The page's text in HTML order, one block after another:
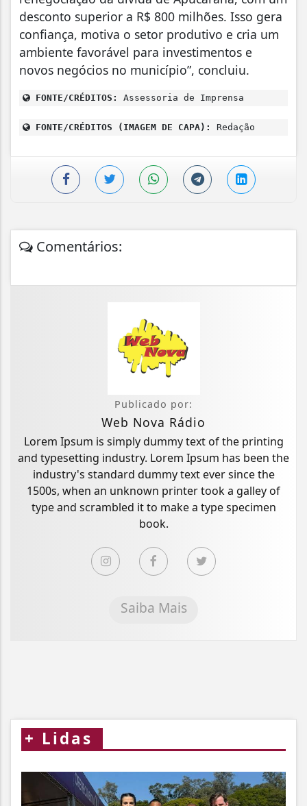
desconto superior a R$ 800 milhões. Isso gera
confiança, motiva o setor produtivo e cria um
ambiente favorável para investimentos e
novos negócios no município”, concluiu.
FONTE/CRÉDITOS: Assessoria de Imprensa
FONTE/CRÉDITOS (IMAGEM DE CAPA): Redação
Comentários:
Publicado por:
Web Nova Rádio
Lorem Ipsum is simply dummy text of the printing
and typesetting industry. Lorem Ipsum has been the
industry's standard dummy text ever since the
1500s, when an unknown printer took a galley of
type and scrambled it to make a type specimen
book.
Saiba Mais
+ Lidas